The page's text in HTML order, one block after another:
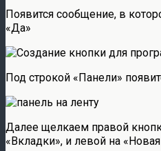
Появится сообщение, в
«Да»
Под строкой «Панели»
Далее щелкаем правой
«Вкладки», и левой на